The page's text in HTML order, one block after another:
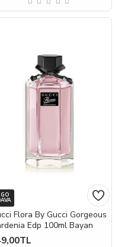
Flora By Gucci Gorgeous
Edp 100ml Bayan